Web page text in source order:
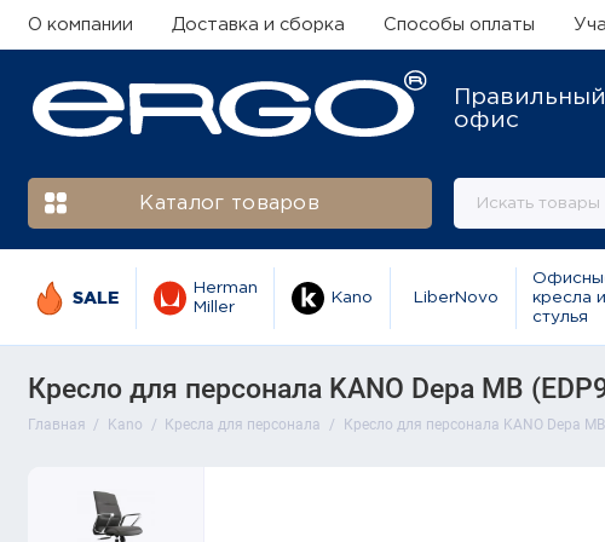
О компании Доставка и сборка Способы оплаты
Правильный
офис
Каталог товаров
SALE
Herman
Miller
Kano LiberNovo
кресла и
стулья
Кресло для персонала KANO Depa MB
Главная Kano Кресла для персонала Кресло для персонала KANO Depa